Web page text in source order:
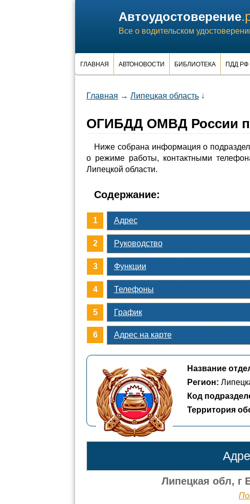
Автоудостоверение
Все о водительском
ГЛАВНАЯ АВТОНОВОСТИ БИБЛИОТЕКА ПДД РФ
Главная → Липецкая область ↓
ОГИБДД ОМВД России
Ниже собрана информация о
о режиме работы, контактными
Липецкой области.
Содержание:
Адрес
Руководство
Функции
Телефоны
График
Адрес на карте
Название
Регион:
Код
Территория
Липецкая обл, г